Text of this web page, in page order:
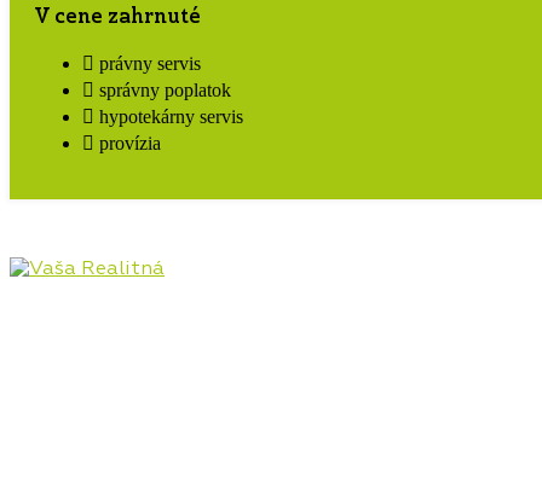
V cene zahrnuté
právny servis
správny poplatok
hypotekárny servis
provízia